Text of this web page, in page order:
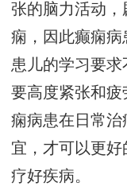
张的脑力活动
痫，因此癫痫
患儿的学习要
要高度紧张和
痫病患在日常
宜，才可以更
疗好疾病。